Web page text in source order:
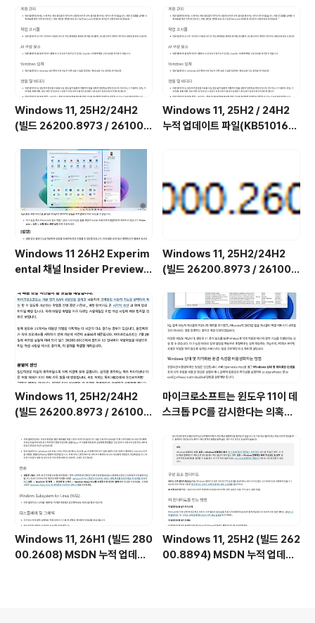
Windows 11, 25H2/24H2
(빌드 26200.8973 / 26100.
버전 [한글/영문판]
Windows 11, 25H2 / 24H2
누적 업데이트 파일(KB510168
업데이트)
Windows 11 26H2 Experim
ental 채널 Insider Preview
업데이트(KB5101682) 통합 []
Windows 11, 25H2/24H2
(빌드 26200.8973 / 26100.
합판 6in1 [한글/영문판]
Windows 11, 25H2/24H2
(빌드 26200.8973 / 26100.
판 [한글/영문판]
마이크로소프트는 윈도우 11이 데
스크톱 PC를 감시한다는 의혹을
하는 일을 공개했습니다. (Wind
ows 11 상태 및 최적화된 환경 서
비스를 비활성화하는 방법)
Windows 11, 26H1 (빌드 280
00.2608) MSDN 누적 업데이
Windows 11, 25H2 (빌드 262
00.8894) MSDN 누적 업데이